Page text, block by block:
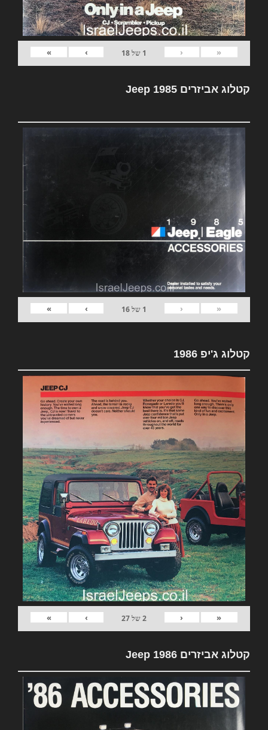
«
‹
1 של18
›
»
קטלוג אביזרים Jeep 1985
«
‹
1 של16
›
»
קטלוג ג'יפ 1986
«
‹
2של27
›
»
קטלוג אביזרים Jeep 1986